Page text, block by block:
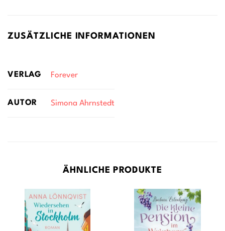
ZUSÄTZLICHE INFORMATIONEN
VERLAG Forever
AUTOR Simona Ahrnstedt
ÄHNLICHE PRODUKTE